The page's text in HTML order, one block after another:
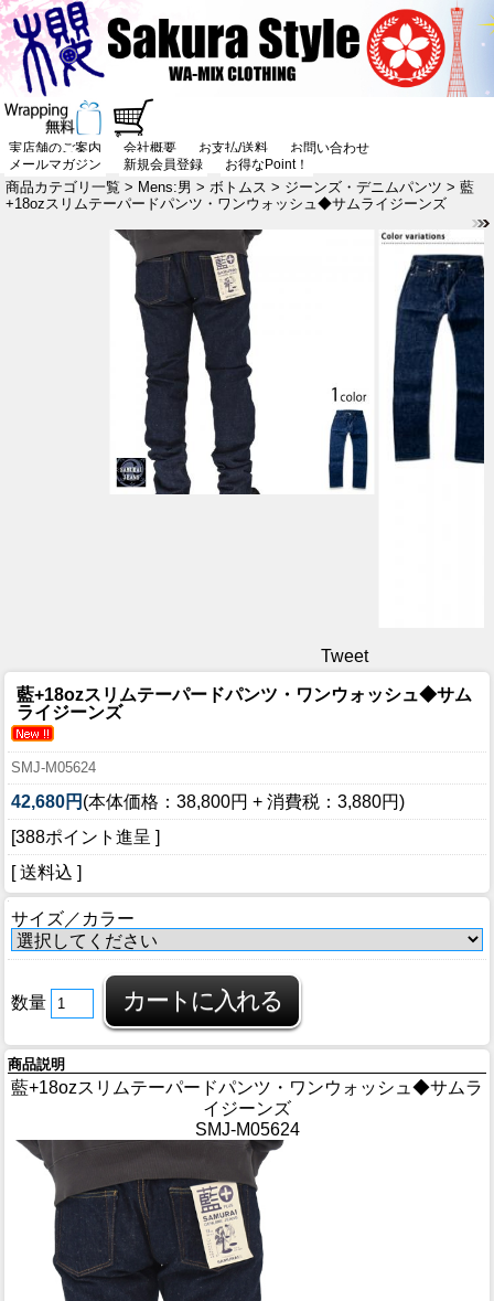
実店舗のご案内 会社概要 お支払/送料
お問い合わせ
メールマガジン
新規会員登録 お得なPoint！
商品カテゴリ一覧 > Mens:男 > ボトムス > ジーンズ・デニムパンツ > 藍
+18ozスリムテーパードパンツ・ワンウォッシュ◆サムライジーンズ
Tweet
藍+18ozスリムテーパードパンツ・ワンウォッシュ◆サム
ライジーンズ
SMJ-M05624
42,680円 (本体価格：38,800円 + 消費税：3,880円)
[388ポイント進呈 ]
[ 送料込 ]
サイズ／カラー
数量
商品説明
藍+18ozスリムテーパードパンツ・ワンウォッシュ◆サムラ
イジーンズ
SMJ-M05624